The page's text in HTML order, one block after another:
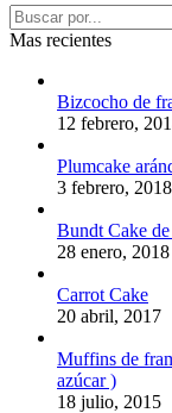
Mas recientes
Bizcocho de
12 febrero,
Plumcake
3 febrero, 2018
Bundt Cake
28 enero, 2018
Carrot Cake
20 abril, 2017
Muffins de
azúcar )
18 julio, 2015